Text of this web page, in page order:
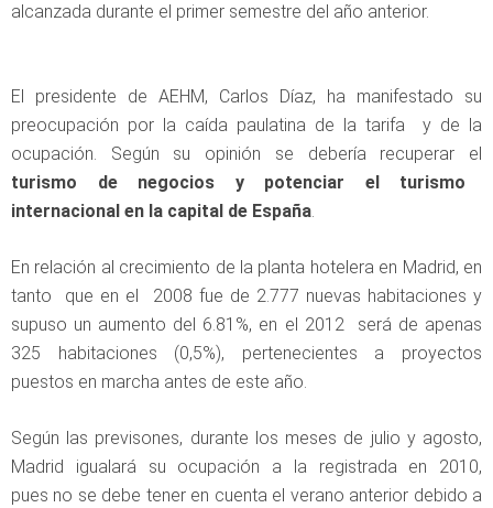
alcanzada durante el primer semestre del año anterior.
El presidente de AEHM, Carlos Díaz, ha manifestado su
preocupación por la caída paulatina de la tarifa y de la
ocupación. Según su opinión se debería recuperar el
turismo de negocios y potenciar el turismo
internacional en la capital de España.
En relación al crecimiento de la planta hotelera en Madrid, en
tanto que en el 2008 fue de 2.777 nuevas habitaciones y
supuso un aumento del 6.81%, en el 2012 será de apenas
325 habitaciones (0,5%), pertenecientes a proyectos
puestos en marcha antes de este año.
Según las previsones, durante los meses de julio y agosto,
Madrid igualará su ocupación a la registrada en 2010,
pues no se debe tener en cuenta el verano anterior debido a